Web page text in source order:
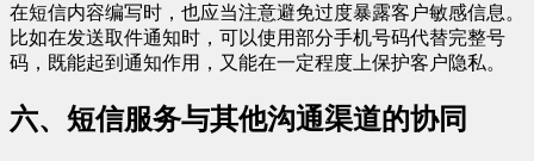
在短信内容编写时，也应当注意避免过度暴露客户敏感信息。
比如在发送取件通知时，可以使用部分手机号码代替完整号
码，既能起到通知作用，又能在一定程度上保护客户隐私。
六、短信服务与其他沟通渠道的协同